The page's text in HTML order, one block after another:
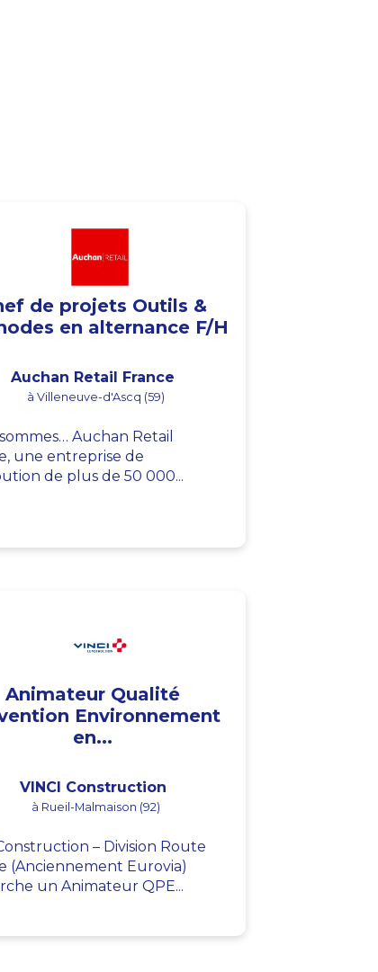
de projets Outils &
en alternance F/H
Auchan Retail France
à Villeneuve-d'Ascq (59)
Auchan Retail
une entreprise de
de plus de 50 000...
Animateur Qualité
Environnement
en...
VINCI Construction
à Rueil-Malmaison (92)
– Division Route
(Anciennement Eurovia)
un Animateur QPE...